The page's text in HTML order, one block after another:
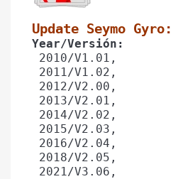
Update Seymo Gyro:
Year/Versión:
2010/V1.01,
2011/V1.02,
2012/V2.00,
2013/V2.01,
2014/V2.02,
2015/V2.03,
2016/V2.04,
2018/V2.05,
2021/V3.06,